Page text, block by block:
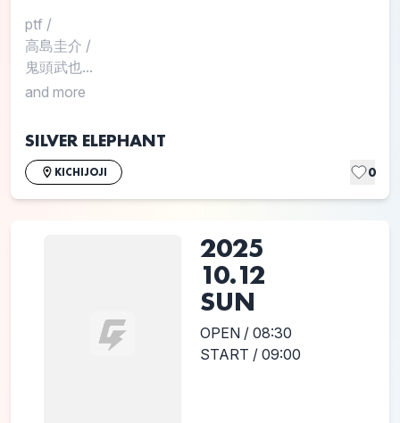
ptf /
高島圭介 /
鬼頭武也...
and more
SILVER ELEPHANT
KICHIJOJI 0
2025
10.12
SUN
OPEN / 08:30
START / 09:00